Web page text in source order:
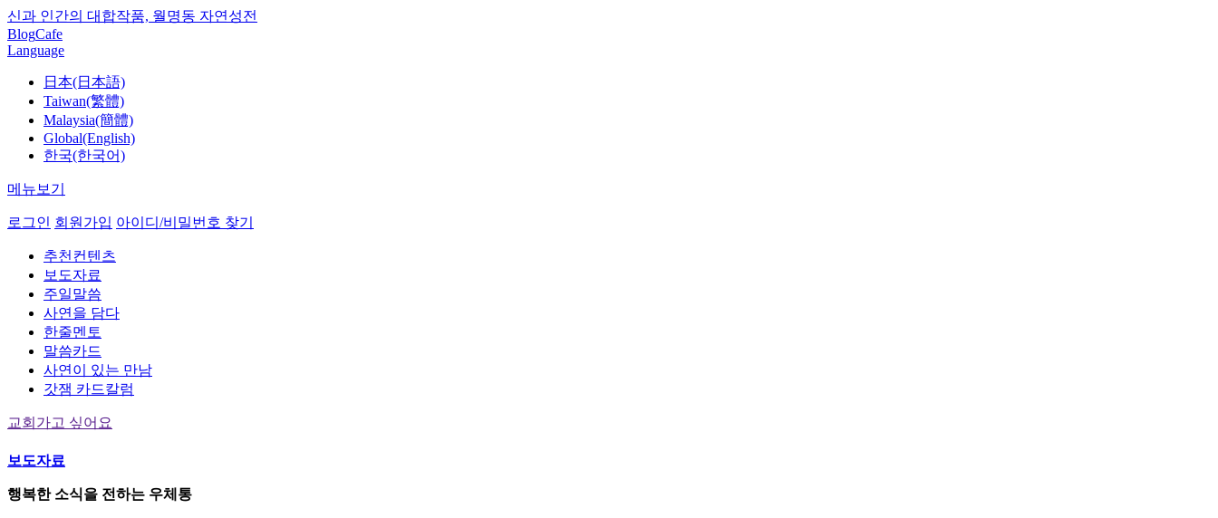
신과 인간의 대합작품, 월명동 자연성전
BlogCafe
Language
日本(日本語)
Taiwan(繁體)
Malaysia(簡體)
Global(English)
한국(한국어)
메뉴보기
로그인 회원가입 아이디/비밀번호 찾기
추천컨텐츠
보도자료
주일말씀
사연을 담다
한줄멘토
말씀카드
사연이 있는 만남
갓잼 카드칼럼
교회가고 싶어요
보도자료
행복한 소식을 전하는 우체통